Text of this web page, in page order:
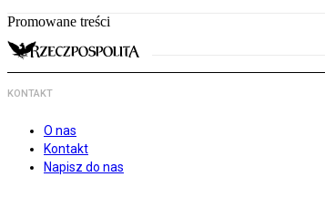
Promowane treści
KONTAKT
O nas
Kontakt
Napisz do nas